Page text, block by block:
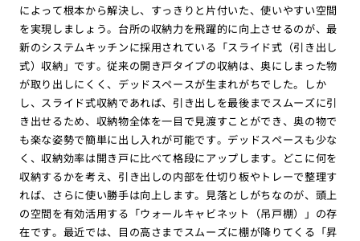
によって根本から解決し、すっきりと片付いた、使いやすい空間
を実現しましょう。台所の収納力を飛躍的に向上させるのが、最
新のシステムキッチンに採用されている「スライド式（引き出し
式）収納」です。従来の開き戸タイプの収納は、奥にしまった物
が取り出しにくく、デッドスペースが生まれがちでした。しか
し、スライド式収納であれば、引き出しを最後までスムーズに引
き出せるため、収納物全体を一目で見渡すことができ、奥の物で
も楽な姿勢で簡単に出し入れが可能です。デッドスペースも少な
く、収納効率は開き戸に比べて格段にアップします。どこに何を
収納するかを考え、引き出しの内部を仕切り板やトレーで整理す
れば、さらに使い勝手は向上します。見落としがちなのが、頭上
の空間を有効活用する「ウォールキャビネット（吊戸棚）」の存
在です。最近では、目の高さまでスムーズに棚が降りてくる「昇